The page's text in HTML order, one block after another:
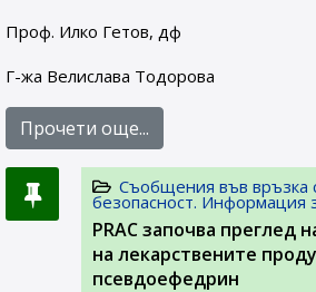
Проф. Илко Гетов, дф
Г-жа Велислава Тодорова
Прочети още...
Съобщения във връзка
безопасност. Информация
PRAC започва преглед
на лекарствените
псевдоефедрин